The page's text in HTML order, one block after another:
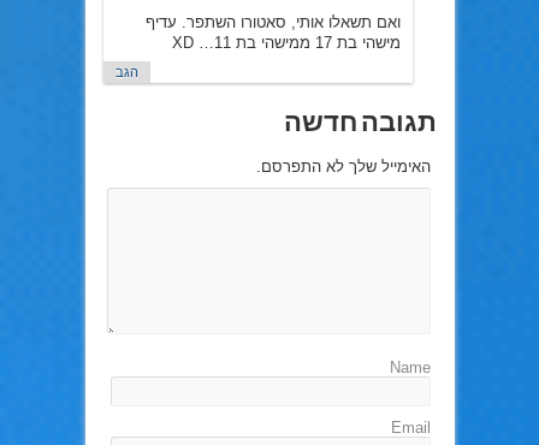
ואם תשאלו אותי, סאטורו השתפר. עדיף
מישהי בת 17 ממישהי בת 11… XD
הגב
תגובה חדשה
האימייל שלך לא התפרסם.
Name
Email